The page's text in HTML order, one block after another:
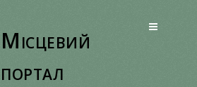
Місцевий
портал